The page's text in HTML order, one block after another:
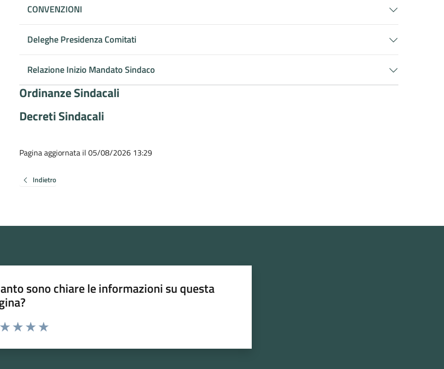
CONVENZIONI
Deleghe Presidenza Comitati
Relazione Inizio Mandato Sindaco
Ordinanze Sindacali
Decreti Sindacali
Pagina aggiornata il 05/08/2026 13:29
Indietro
sono chiare le informazioni su questa
da 1 a 5 stelle la pagina